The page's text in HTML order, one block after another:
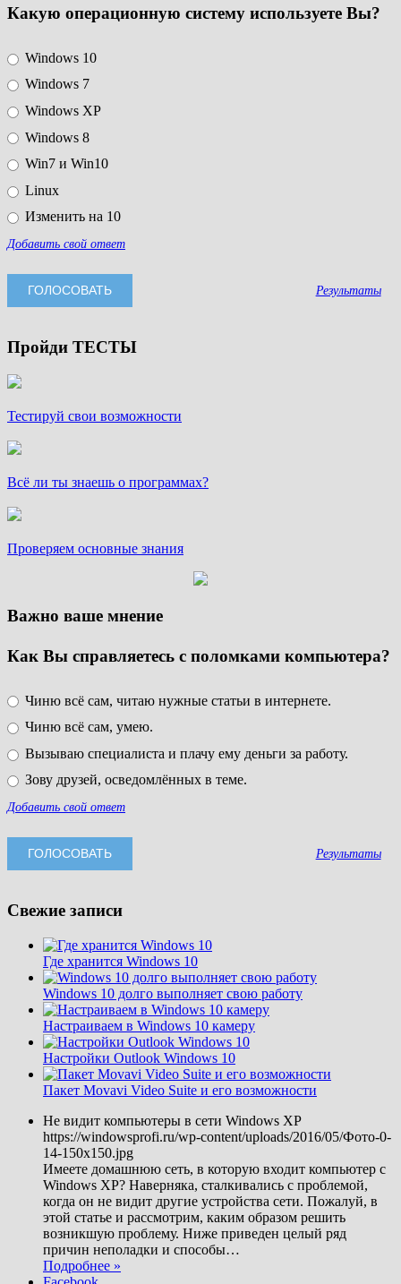
Какую операционную систему используете Вы?
Windows 10
Windows 7
Windows XP
Windows 8
Win7 и Win10
Linux
Изменить на 10
Добавить свой ответ
Результаты
Пройди ТЕСТЫ
Тестируй свои возможности
Всё ли ты знаешь о программах?
Проверяем основные знания
Важно ваше мнение
Как Вы справляетесь с поломками компьютера?
Чиню всё сам, читаю нужные статьи в интернете.
Чиню всё сам, умею.
Вызываю специалиста и плачу ему деньги за работу.
Зову друзей, осведомлённых в теме.
Добавить свой ответ
Результаты
Свежие записи
Где хранится Windows 10
Windows 10 долго выполняет свою работу
Настраиваем в Windows 10 камеру
Настройки Outlook Windows 10
Пакет Movavi Video Suite и его возможности
Не видит компьютеры в сети Windows XP
https://windowsprofi.ru/wp-content/uploads/2016/05/Фото-0-
14-150x150.jpg
Имеете домашнюю сеть, в которую входит компьютер с
Windows XP? Наверняка, сталкивались с проблемой,
когда он не видит другие устройства сети. Пожалуй, в
этой статье и рассмотрим, каким образом решить
возникшую проблему. Ниже приведен целый ряд
причин неполадки и способы…
Подробнее »